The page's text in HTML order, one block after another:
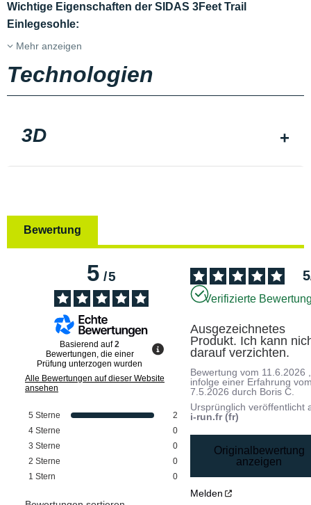
Wichtige Eigenschaften der SIDAS 3Feet Trail
Einlegesohle:
Mehr anzeigen
Technologien
3D
Bewertung
5/5
Basierend auf2
Bewertungen, die einer
Prüfung unterzogen wurden
Alle Bewertungen auf dieser Website
ansehen
5 Sterne
2
4 Sterne
0
3 Sterne
0
2 Sterne
0
1 Stern 0
5
Verifizierte
Ausgezeichnetes
Produkt. Ich kann
darauf verzichten.
Bewertung vom 11.6.2026
infolge einer Erfahrung
7.5.2026 durch Boris C.
Ursprünglich veröffentlicht
i-run.fr (fr)
Originalbewertung
anzeigen
Melden